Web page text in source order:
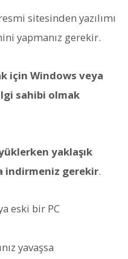
sitesinden yazılımı
yapmanız gerekir.
için Windows veya
sahibi olmak
yaklaşık
indirmeniz gerekir.
eski bir PC
yavaşsa